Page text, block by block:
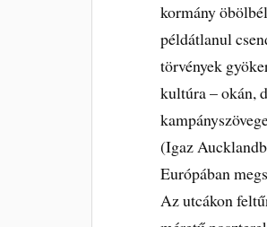
kormány
példátlanul
törvények
kultúra – okán,
(Igaz
Európában
Az utcákon